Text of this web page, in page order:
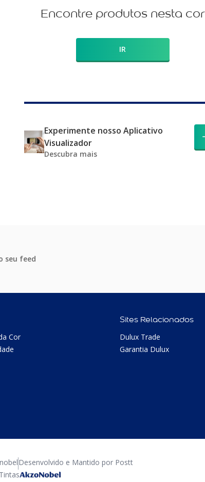
Encontre produtos nesta cor
IR
Experimente nosso Aplicativo
Visualizador
Descubra mais
seu feed
Cor
Sites Relacionados
Dulux Trade
Garantia Dulux
Desenvolvido e Mantido por Postt